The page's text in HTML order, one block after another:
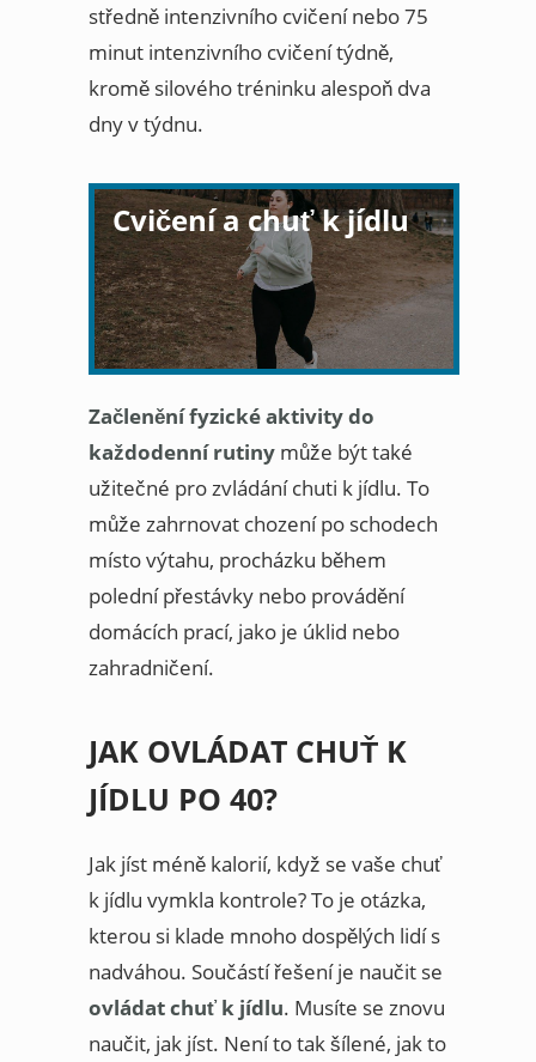
středně intenzivního cvičení nebo 75
minut intenzivního cvičení týdně,
kromě silového tréninku alespoň dva
dny v týdnu.
Cvičení a chuť k jídlu
Začlenění fyzické aktivity do
každodenní rutiny může být také
užitečné pro zvládání chuti k jídlu. To
může zahrnovat chození po schodech
místo výtahu, procházku během
polední přestávky nebo provádění
domácích prací, jako je úklid nebo
zahradničení.
JAK OVLÁDAT CHUŤ K
JÍDLU PO 40?
Jak jíst méně kalorií, když se vaše chuť
k jídlu vymkla kontrole? To je otázka,
kterou si klade mnoho dospělých lidí s
nadváhou. Součástí řešení je naučit se
ovládat chuť k jídlu. Musíte se znovu
naučit, jak jíst. Není to tak šílené, jak to